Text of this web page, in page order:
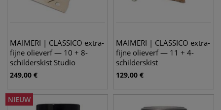
MAIMERI | CLASSICO extra-
fijne olieverf — 10 + 8-
schilderskist Studio
249,00 €
MAIMERI | CLASSICO extra-
fijne olieverf — 11 + 4-
schilderskist
129,00 €
NIEUW